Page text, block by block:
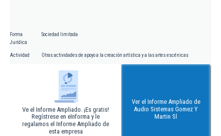
Forma
Jurídica
Sociedad limitada
Actividad Otras actividades de apoyo a la creación artística y a las artes escénicas
Ve el Informe Ampliado. ¡Es gratis!
Regístrese en eInforma y le
regalamos el Informe Ampliado de
esta empresa
Ver el Informe Ampliado de
Audio Sistemas Gomez Y
Martin Sl